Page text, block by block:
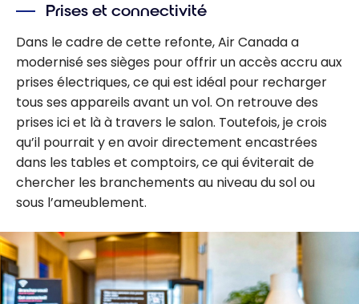
Prises et connectivité
Dans le cadre de cette refonte, Air Canada a
modernisé ses sièges pour offrir un accès accru aux
prises électriques, ce qui est idéal pour recharger
tous ses appareils avant un vol. On retrouve des
prises ici et là à travers le salon. Toutefois, je crois
qu’il pourrait y en avoir directement encastrées
dans les tables et comptoirs, ce qui éviterait de
chercher les branchements au niveau du sol ou
sous l’ameublement.